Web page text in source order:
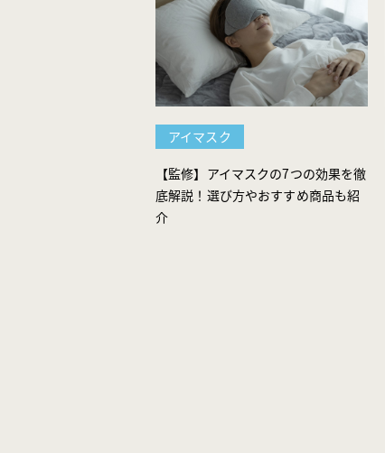
アイマスク
【監修】アイマスクの7つの効果を徹
底解説！選び方やおすすめ商品も紹
介